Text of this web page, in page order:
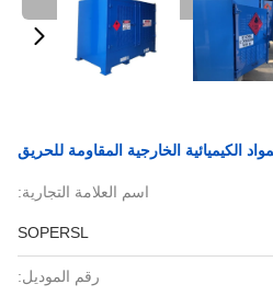
الكيميائية الخارجية المقاومة للحريق
اسم العلامة التجارية:
SOPERSL
رقم الموديل: